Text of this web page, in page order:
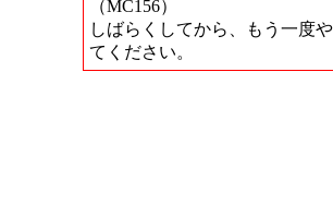
（MC156）
しばらくしてから、もう一度
てください。